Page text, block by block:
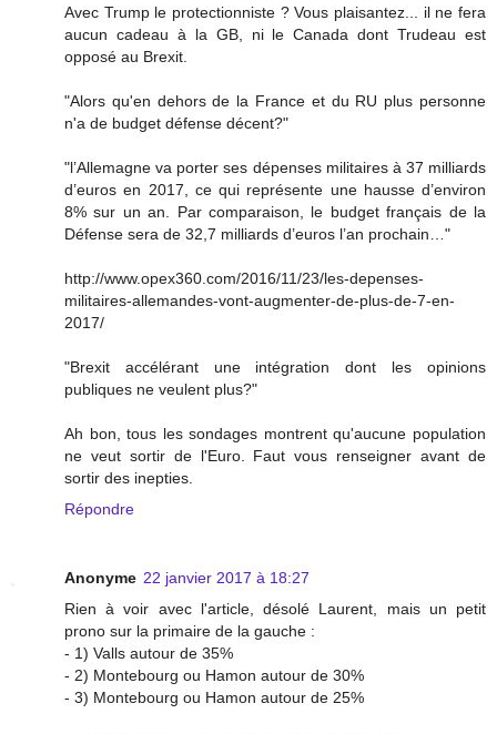
Avec Trump le protectionniste ? Vous plaisantez... il ne fera
aucun cadeau à la GB, ni le Canada dont Trudeau est
opposé au Brexit.
"Alors qu'en dehors de la France et du RU plus personne
n'a de budget défense décent?"
"l’Allemagne va porter ses dépenses militaires à 37 milliards
d’euros en 2017, ce qui représente une hausse d’environ
8% sur un an. Par comparaison, le budget français de la
Défense sera de 32,7 milliards d’euros l’an prochain…"
http://www.opex360.com/2016/11/23/les-depenses-
militaires-allemandes-vont-augmenter-de-plus-de-7-en-
2017/
"Brexit accélérant une intégration dont les opinions
publiques ne veulent plus?"
Ah bon, tous les sondages montrent qu'aucune population
ne veut sortir de l'Euro. Faut vous renseigner avant de
sortir des inepties.
Répondre
Anonyme 22 janvier 2017 à 18:27
Rien à voir avec l'article, désolé Laurent, mais un petit
prono sur la primaire de la gauche :
- 1) Valls autour de 35%
- 2) Montebourg ou Hamon autour de 30%
- 3) Montebourg ou Hamon autour de 25%